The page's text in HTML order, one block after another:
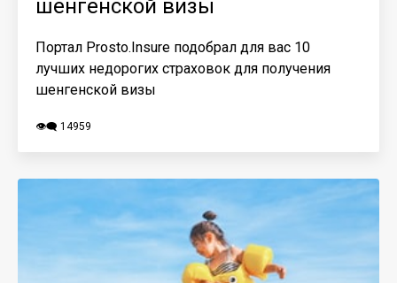
шенгенской визы
Портал Prosto.Insure подобрал для вас 10
лучших недорогих страховок для получения
шенгенской визы
👁️‍🗨️ 14959